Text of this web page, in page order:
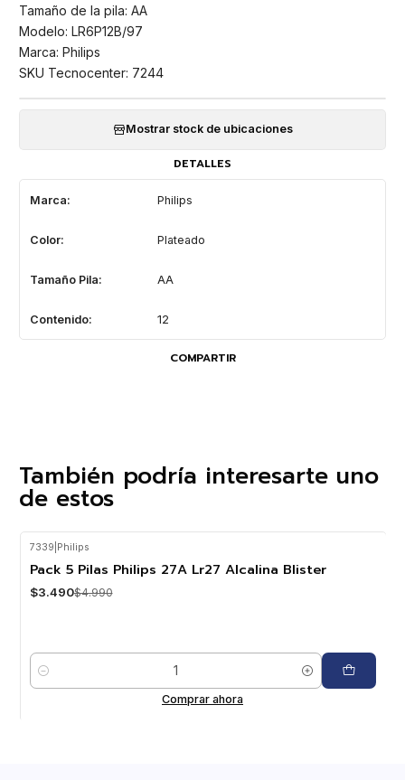
Tamaño de la pila: AA
Modelo: LR6P12B/97
Marca: Philips
SKU Tecnocenter: 7244
Mostrar stock de ubicaciones
DETALLES
Marca: Philips
Color: Plateado
Tamaño Pila: AA
Contenido: 12
COMPARTIR
También podría interesarte uno
de estos
7339 Philips
Pack 5 Pilas Philips 27A Lr27 Alcalina Blister
$3.490$4.990
Cantidad
Comprar ahora